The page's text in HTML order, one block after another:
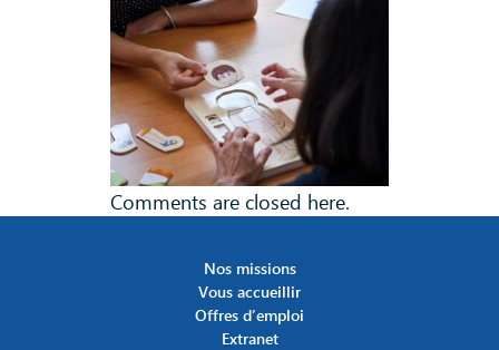
Comments are closed here.
Nos missions
Vous accueillir
Offres d’emploi
Extranet